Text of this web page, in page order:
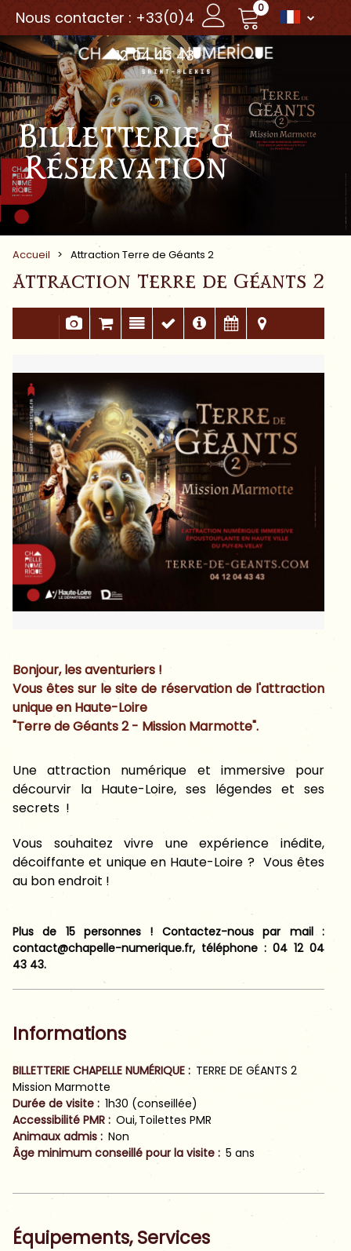
Nous contacter : +33(0)4
12 04 43 43
0
Billetterie &
Réservation
Accueil > Attraction Terre de Géants 2
Attraction Terre de Géants 2
Présentation
Bonjour, les aventuriers !
Vous êtes sur le site de réservation de l'attraction
unique en Haute-Loire
"Terre de Géants 2 - Mission Marmotte".
Une attraction numérique et immersive pour
décourvir la Haute-Loire, ses légendes et ses
secrets !
Vous souhaitez vivre une expérience inédite,
décoiffante et unique en Haute-Loire ? Vous êtes
au bon endroit !
Plus de 15 personnes ! Contactez-nous par mail :
contact@chapelle-numerique.fr, téléphone : 04 12 04
43 43.
Informations
BILLETTERIE CHAPELLE NUMÉRIQUE : TERRE DE GÉANTS 2
Mission Marmotte
Durée de visite: 1h30 (conseillée)
Accessibilité PMR : Oui Toilettes PMR
Animaux admis : Non
Âge minimum conseillé pour la visite : 5 ans
Équipements, Services